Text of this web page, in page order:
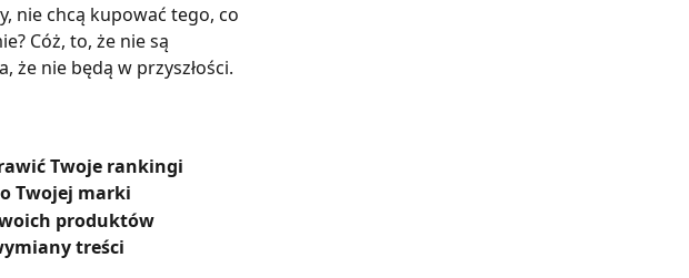
nie chcą kupować tego, co
Cóż, to, że nie są
że nie będą w przyszłości.
Twoje rankingi
Twojej marki
produktów
treści